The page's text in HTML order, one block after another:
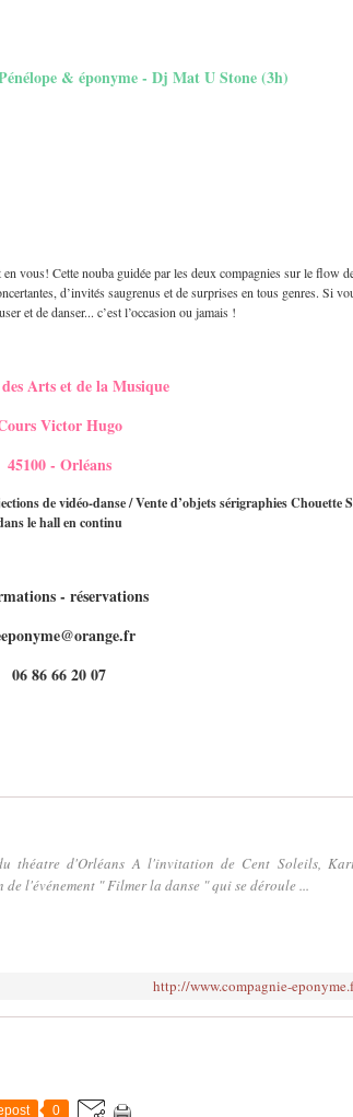
& éponyme - Dj Mat U Stone (3h)
vous! Cette nouba guidée par les deux compagnies sur le flow
d’invités saugrenus et de surprises en tous genres. Si
et de danser... c’est l’occasion ou jamais !
Arts et de la Musique
Victor Hugo
45100 - Orléans
de vidéo-danse / Vente d’objets sérigraphies Chouette
le hall en continu
- réservations
06 86 66 20 07
théatre d'Orléans A l'invitation de Cent Soleils,
de l'événement " Filmer la danse " qui se déroule ...
http://www.compagnie-
0